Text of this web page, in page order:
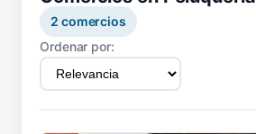
2 comercios
Ordenar por: